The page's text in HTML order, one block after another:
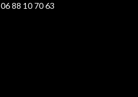
06 88 10 70 63